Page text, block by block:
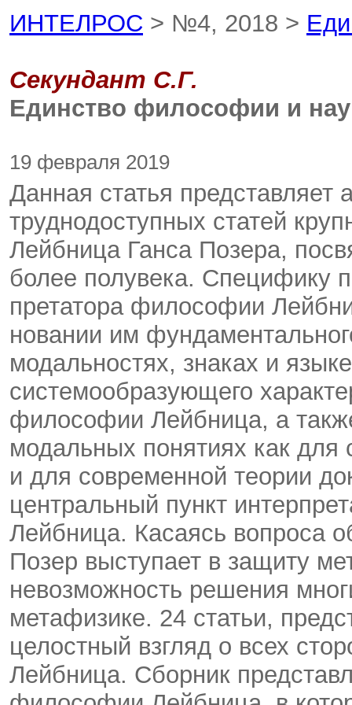
ИНТЕЛРОС > №4, 2018 >
Секундант С.Г.
Единство философии и
19 февраля 2019
Данная статья представляет
труднодоступных статей
Лейбница Ганса Позера,
более полувека. Специфику
претатора философии
новании им
модальностях, знаках и
системообразующего
философии Лейбница, а
модальных понятиях как для
и для современной теории
центральный пункт
Лейбница. Касаясь вопроса
Позер выступает в защиту
невозможность решения
метафизике. 24 статьи,
целостный взгляд о всех
Лейбница. Сборник